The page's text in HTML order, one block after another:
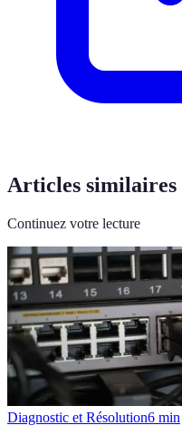
Articles similaires
Continuez votre lecture
Diagnostic et Résolution6 min